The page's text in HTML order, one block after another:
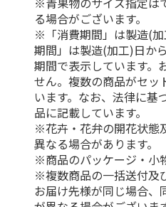
る場合がございます。
※「消費期間」は製造(
期間」は製造(加工)日か
期間で表示しています。
せん。複数の商品がセッ
います。なお、法律に基
品に記載しています。
※花卉・花弁の開花状態
異なる場合があります。
※商品のパッケージ・小
※複数商品の一括送付及
お届け先様が同じ場合、